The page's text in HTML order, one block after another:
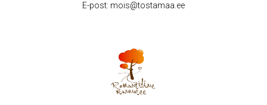
E-post: mois@tostamaa.ee